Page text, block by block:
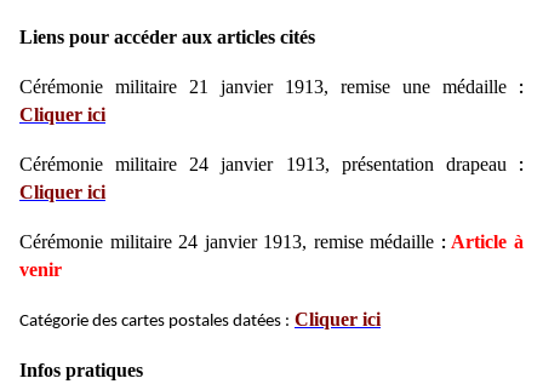
Liens pour accéder aux articles cités
Cérémonie militaire 21 janvier 1913, remise une médaille :
Cliquer ici
Cérémonie militaire 24 janvier 1913, présentation drapeau :
Cliquer ici
Cérémonie militaire 24 janvier 1913, remise médaille :Article à
venir
Catégorie des cartes postales datées : Cliquer ici
Infos pratiques